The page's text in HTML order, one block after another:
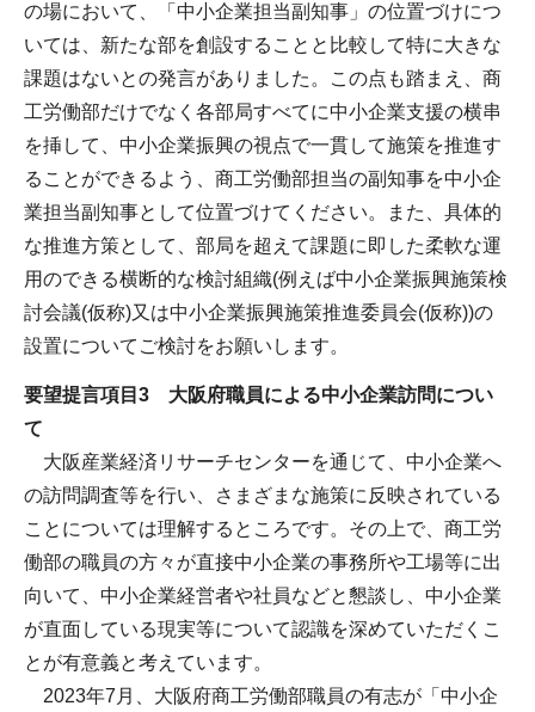
の場において、「中小企業担当副知事」の位置づけにつ
いては、新たな部を創設することと比較して特に大きな
課題はないとの発言がありました。この点も踏まえ、商
工労働部だけでなく各部局すべてに中小企業支援の横串
を挿して、中小企業振興の視点で一貫して施策を推進す
ることができるよう、商工労働部担当の副知事を中小企
業担当副知事として位置づけてください。また、具体的
な推進方策として、部局を超えて課題に即した柔軟な運
用のできる横断的な検討組織(例えば中小企業振興施策検
討会議(仮称)又は中小企業振興施策推進委員会(仮称))の
設置についてご検討をお願いします。
要望提言項目3 大阪府職員による中小企業訪問につい
て
大阪産業経済リサーチセンターを通じて、中小企業へ
の訪問調査等を行い、さまざまな施策に反映されている
ことについては理解するところです。その上で、商工労
働部の職員の方々が直接中小企業の事務所や工場等に出
向いて、中小企業経営者や社員などと懇談し、中小企業
が直面している現実等について認識を深めていただくこ
とが有意義と考えています。
2023年7月、大阪府商工労働部職員の有志が「中小企